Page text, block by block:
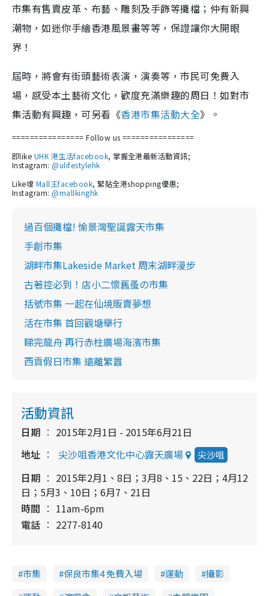
市集有售賣皮革、布藝、雕刻及手飾等攤檔；仲有新興
潮物，如迷你手繪香港風景畫等等，保證讓你大開眼
界！
屆時，將會有街頭藝術表演，演奏等，市民可免費入
場，感受本土藝術文化，歡度充滿樂趣的周日！如對市
集活動有興趣，可另看《香港市集活動大全》。
================ Follow us ================
即like UHK 港生活facebook, 掌握全港最新活動資訊;
Instagram:@ulifestylehk
Like埋 Mall王facebook, 緊貼全港shopping優惠;
Instagram:@mallkinghk
過百個攤檔! 愉景灣聖誕露天市集
手創市集
湖畔市集Lakeside Market 周末湖畔漫步
古著控必到！店小二懷舊蚤の市集
括號市集 一起在仙境販賣夢想
活在市集 首回觀塘舉行
睇完龍舟 再行赤柱廣場海濱市集
西貢假日市集 遠離繁囂
活動資訊
日期
2015年2月1日 - 2015年6月21日
地址
尖沙咀香港文化中心露天廣場 尖沙咀
日期
2015年2月1、8日；3月8、15、22日；4月12
日；5月3、10日；6月7、21日
時間
11am-6pm
電話
2277-8140
市集 保良市集4 免費入場 運動
攝影